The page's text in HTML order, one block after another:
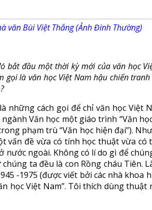
văn Bùi Việt Thắng (Ảnh Đinh Thường)
bắt đầu một thời kỳ mới của văn học
là văn học Việt Nam hậu chiến
là những cách gọi để chỉ văn học
Văn học một giáo trình “Văn
phạm trù “Văn học hiện đại”).
đề vừa có tính học thuật vừa
ngoài. Không có lí do gì để
ta đều là con Rồng cháu Tiên.
-1975 (được viết bởi các nhà
học Việt Nam”. Tôi thích dùng